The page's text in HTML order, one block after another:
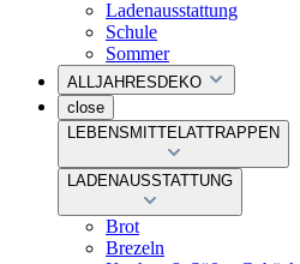
Ladenausstattung
Schule
Sommer
ALLJAHRESDEKO
close
LEBENSMITTELATTRAPPEN
LADENAUSSTATTUNG
Brot
Brezeln